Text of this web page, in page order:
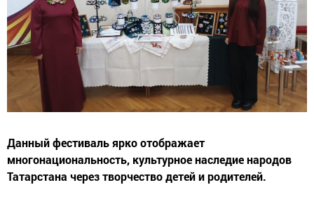
Данный фестиваль ярко отображает
многонациональность, культурное наследие народов
Татарстана через творчество детей и родителей.